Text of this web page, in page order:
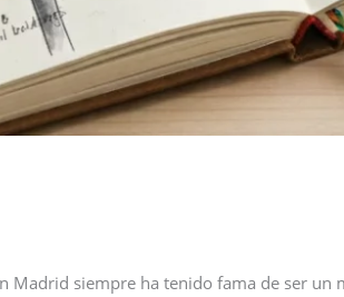
Madrid siempre ha tenido fama de ser